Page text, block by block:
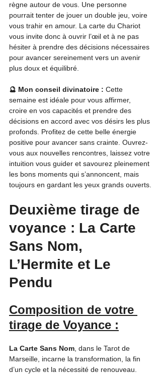
règne autour de vous. Une personne
pourrait tenter de jouer un double jeu, voire
vous trahir en amour. La carte du Chariot
vous invite donc à ouvrir l’œil et à ne pas
hésiter à prendre des décisions nécessaires
pour avancer sereinement vers un avenir
plus doux et équilibré.
🔮 Mon conseil divinatoire : Cette
semaine est idéale pour vous affirmer,
croire en vos capacités et prendre des
décisions en accord avec vos désirs les plus
profonds. Profitez de cette belle énergie
positive pour avancer sans crainte. Ouvrez-
vous aux nouvelles rencontres, laissez votre
intuition vous guider et savourez pleinement
les bons moments qui s’annoncent, mais
toujours en gardant les yeux grands ouverts.
Deuxième tirage de
voyance : La Carte
Sans Nom,
L’Hermite et Le
Pendu
Composition de votre
tirage de Voyance :
La Carte Sans Nom, dans le Tarot de
Marseille, incarne la transformation, la fin
d’un cycle et la nécessité de renouveau.